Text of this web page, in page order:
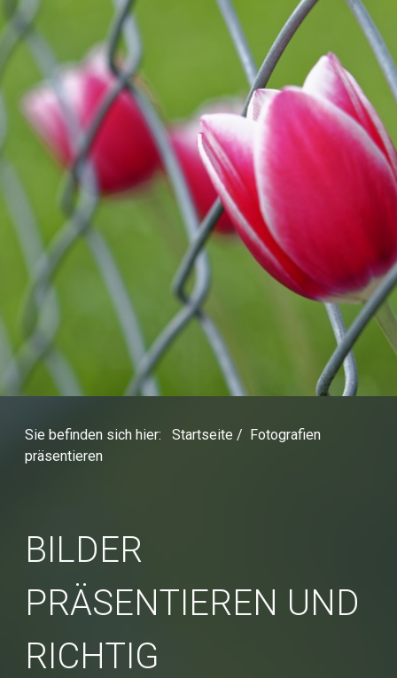
Sie befinden sich hier: Startseite / Fotografien
präsentieren
BILDER
PRÄSENTIEREN UND
RICHTIG